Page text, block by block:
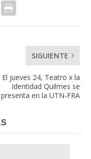
SIGUIENTE
El jueves 24, Teatro x la
Identidad Quilmes se
presenta en la UTN-FRA